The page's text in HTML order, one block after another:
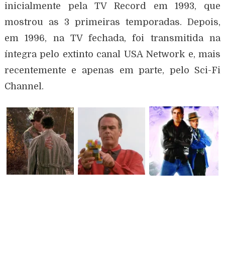
inicialmente pela TV Record em 1993, que
mostrou as 3 primeiras temporadas. Depois,
em 1996, na TV fechada, foi transmitida na
íntegra pelo extinto canal USA Network e, mais
recentemente e apenas em parte, pelo Sci-Fi
Channel.